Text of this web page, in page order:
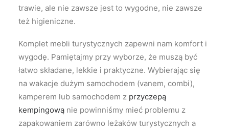
trawie, ale nie zawsze jest to wygodne, nie zawsze
też higieniczne.
Komplet mebli turystycznych zapewni nam komfort i
wygodę. Pamiętajmy przy wyborze, że muszą być
łatwo składane, lekkie i praktyczne. Wybierając się
na wakacje dużym samochodem (vanem, combi),
kamperem lub samochodem z przyczepą
kempingową nie powinniśmy mieć problemu z
zapakowaniem zarówno leżaków turystycznych a